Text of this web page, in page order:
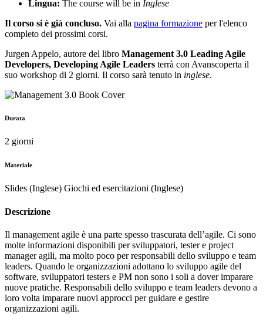
Lingua: The course will be in Inglese
Il corso si è già concluso. Vai alla pagina formazione per l'elenco
completo dei prossimi corsi.
Jurgen Appelo, autore del libro Management 3.0 Leading Agile
Developers, Developing Agile Leaders terrà con Avanscoperta il
suo workshop di 2 giorni. Il corso sarà tenuto in inglese.
Durata
2 giorni
Materiale
Slides (Inglese) Giochi ed esercitazioni (Inglese)
Descrizione
Il management agile è una parte spesso trascurata dell’agile. Ci sono
molte informazioni disponibili per sviluppatori, tester e project
manager agili, ma molto poco per responsabili dello sviluppo e team
leaders. Quando le organizzazioni adottano lo sviluppo agile del
software, sviluppatori testers e PM non sono i soli a dover imparare
nuove pratiche. Responsabili dello sviluppo e team leaders devono a
loro volta imparare nuovi approcci per guidare e gestire
organizzazioni agili.